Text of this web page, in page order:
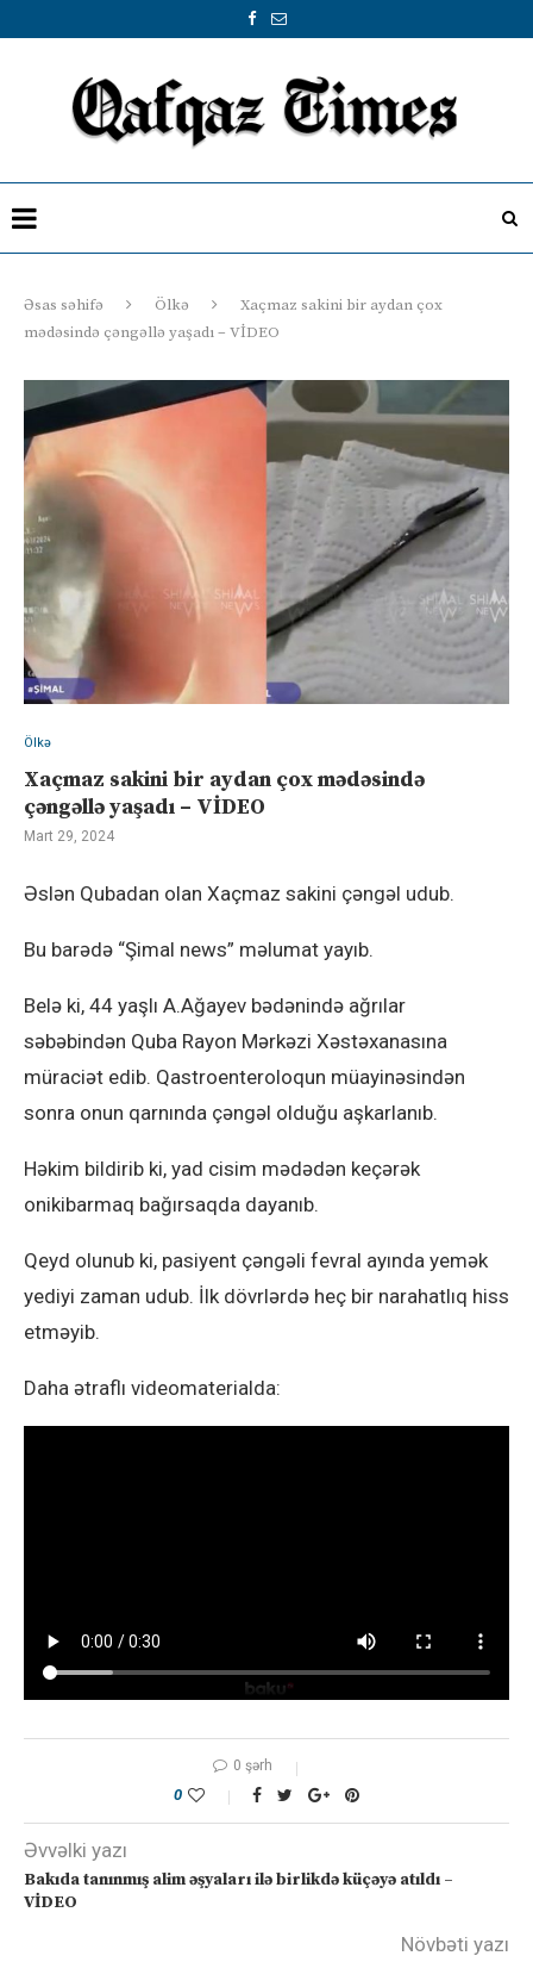
Əsas səhifə Ölkə
Xaçmaz sakini bir aydan çox
mədəsində çəngəllə yaşadı – VİDEO
Ölkə
Xaçmaz sakini bir aydan çox mədəsində
çəngəllə yaşadı – VİDEO
Mart 29, 2024
Əslən Qubadan olan Xaçmaz sakini çəngəl udub.
Bu barədə “Şimal news” məlumat yayıb.
Belə ki, 44 yaşlı A.Ağayev bədənində ağrılar
səbəbindən Quba Rayon Mərkəzi Xəstəxanasına
müraciət edib. Qastroenteroloqun müayinəsindən
sonra onun qarnında çəngəl olduğu aşkarlanıb.
Həkim bildirib ki, yad cisim mədədən keçərək
onikibarmaq bağırsaqda dayanıb.
Qeyd olunub ki, pasiyent çəngəli fevral ayında yemək
yediyi zaman udub. İlk dövrlərdə heç bir narahatlıq hiss
etməyib.
Daha ətraflı videomaterialda:
0 şərh
0
Əvvəlki yazı
Bakıda tanınmış alim əşyaları ilə birlikdə küçəyə atıldı –
VİDEO
Növbəti yazı